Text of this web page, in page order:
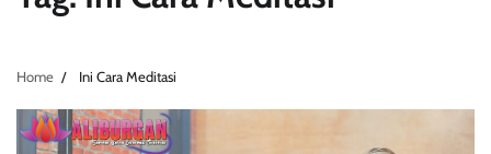
Home Ini Cara Meditasi